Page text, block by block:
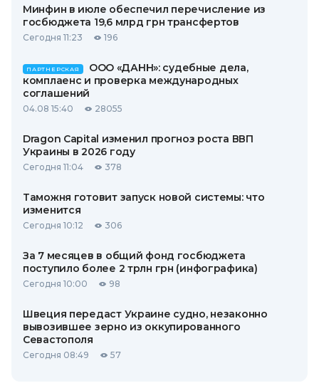
Минфин в июле обеспечил перечисление из
госбюджета 19,6 млрд грн трансфертов
Сегодня 11:23 196
ПАРТНЕРСКАЯ
ООО «ДАНН»: судебные дела,
комплаенс и проверка международных
соглашений
04.08 15:40 28055
Dragon Capital изменил прогноз роста ВВП
Украины в 2026 году
Сегодня 11:04 378
Таможня готовит запуск новой системы: что
изменится
Сегодня 10:12 306
За 7 месяцев в общий фонд госбюджета
поступило более 2 трлн грн (инфографика)
Сегодня 10:00 98
Швеция передаст Украине судно, незаконно
вывозившее зерно из оккупированного
Севастополя
Сегодня 08:49 57